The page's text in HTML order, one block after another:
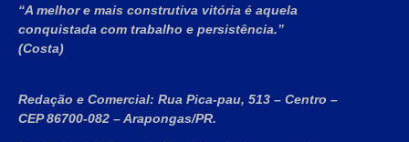
“A melhor e mais construtiva vitória é aquela
conquistada com trabalho e persistência.”
(Costa)
Redação e Comercial: Rua Pica-pau, 513 – Centro –
CEP 86700-082 – Arapongas/PR.